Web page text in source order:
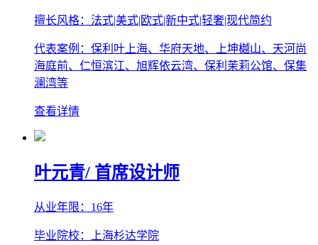
擅长风格：法式|美式|欧式|新中式|轻奢|现代简约
代表案例：保利叶上海、华府天地、上坤樾山、天河尚
海庭前、仁恒滨江、旭辉依云湾、保利茉莉公馆、保集
澜湾等
查看详情
叶元青/ 首席设计师
从业年限：16年
毕业院校：上海杉达学院